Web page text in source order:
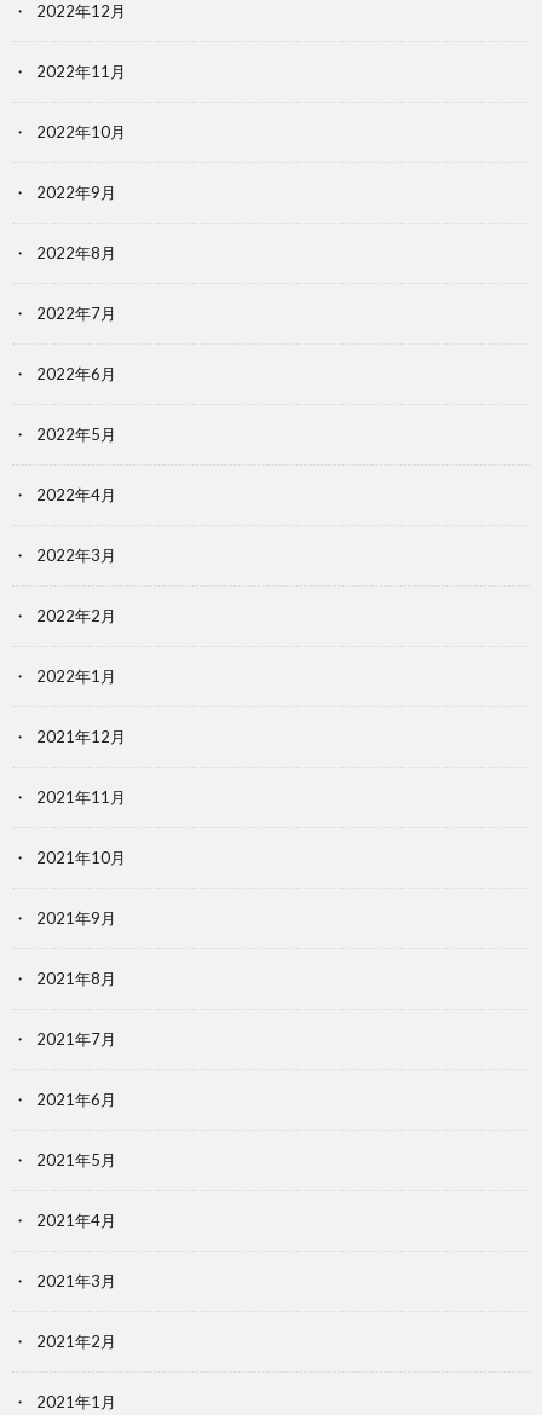
2022年12月
2022年11月
2022年10月
2022年9月
2022年8月
2022年7月
2022年6月
2022年5月
2022年4月
2022年3月
2022年2月
2022年1月
2021年12月
2021年11月
2021年10月
2021年9月
2021年8月
2021年7月
2021年6月
2021年5月
2021年4月
2021年3月
2021年2月
2021年1月